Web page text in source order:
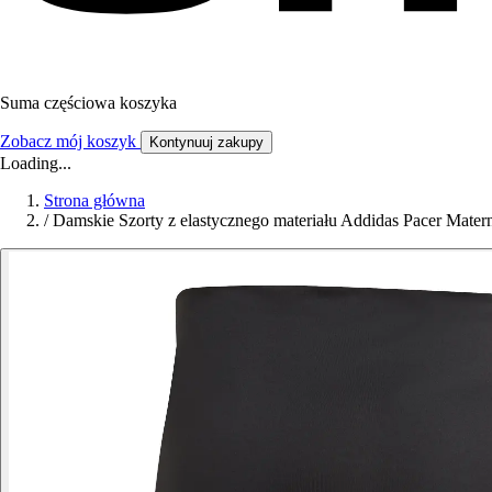
Suma częściowa koszyka
Zobacz mój koszyk Kontynuuj zakupy
Loading...
Strona główna
/ Damskie Szorty z elastycznego materiału Addidas Pacer